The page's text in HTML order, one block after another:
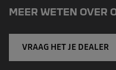
MEER WETEN OVER
VRAAG HET JE DEALER